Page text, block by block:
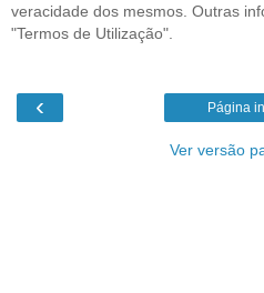
veracidade dos mesmos. Outras
"Termos de Utilização".
‹ Página
Ver versão